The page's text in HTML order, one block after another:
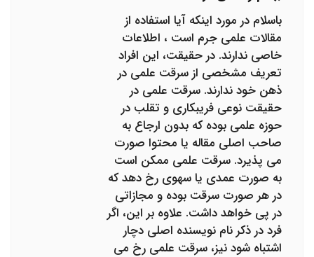
باسلام در مورد اینکه آیا استفاده از
مقالات علمی جرم است ، اطلاعات
خاصی ندارند. در حقیقت، این افراد
تعریف مشخصی از سرقت علمی در
ذهن خود ندارند. سرقت علمی در
حقیقت نوعی فریبکاری و تقلب در
حوزه علمی بوده که بدون ارجاع به
صاحب اصلی مقاله یا محتوا صورت
می پذیرد. سرقت علمی ممکن است
به صورت عمدی یا سهوی رخ دهد که
در هر صورت سرقت بوده و مجازاتی
در پی خواهد داشت. علاوه بر این، اگر
فرد در ذکر نام نویسنده اصلی دچار
اشتباه شود نیز، سرقت علمی رخ می